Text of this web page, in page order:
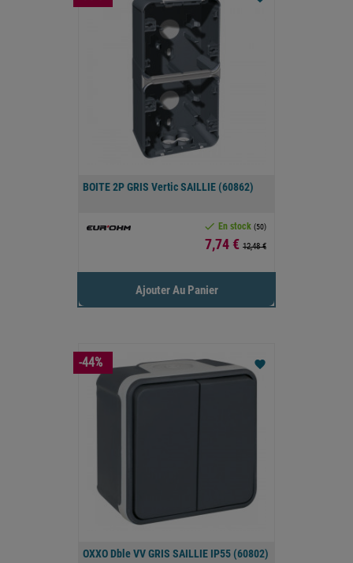
BOITE 2P GRIS Vertic SAILLIE (60862)
 En stock (50)
Prix
7,74 € 12,48 €
Ajouter Au Panier
OXXO Dble VV GRIS SAILLIE IP55 (60802)
favorite
-44%